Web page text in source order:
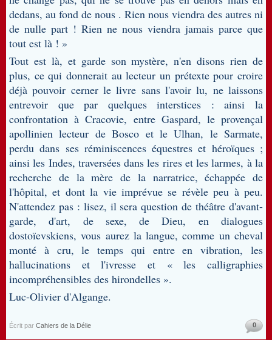
dedans, au fond de nous . Rien nous viendra des autres ni
de nulle part ! Rien ne nous viendra jamais parce que
tout est là ! »
Tout est là, et garde son mystère, n'en disons rien de
plus, ce qui donnerait au lecteur un prétexte pour croire
déjà pouvoir cerner le livre sans l'avoir lu, ne laissons
entrevoir que par quelques interstices : ainsi la
confrontation à Cracovie, entre Gaspard, le provençal
apollinien lecteur de Bosco et le Ulhan, le Sarmate,
perdu dans ses réminiscences équestres et héroïques ;
ainsi les Indes, traversées dans les rires et les larmes, à la
recherche de la mère de la narratrice, échappée de
l'hôpital, et dont la vie imprévue se révèle peu à peu.
N'attendez pas : lisez, il sera question de théâtre d'avant-
garde, d'art, de sexe, de Dieu, en dialogues
dostoïevskiens, vous aurez la langue, comme un cheval
monté à cru, le temps qui entre en vibration, les
hallucinations et l'ivresse et « les calligraphies
incompréhensibles des hirondelles ».
Luc-Olivier d'Algange.
Écrit par Cahiers de la Délie 0